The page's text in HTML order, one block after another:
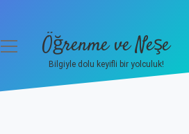
menüyüÖğrenme ve Neşe
Bilgiyle dolu keyifli bir yolculuk!